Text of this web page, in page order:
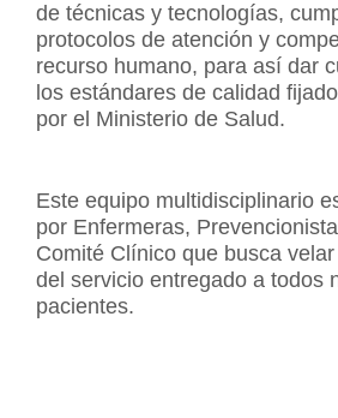
de técnicas y tecnologías,
protocolos de atención y
recurso humano, para así dar
los estándares de calidad
por el Ministerio de Salud.
Este equipo multidisciplinario
por Enfermeras,
Comité Clínico que busca
del servicio entregado a todos
pacientes.